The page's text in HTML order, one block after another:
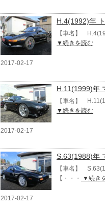
H.4(1992)年
【車名】
▼続きを読む
2017-02-17
H.11(1999)年
【車名】
▼続きを読む
2017-02-17
S.63(1988)年
【車名】
【・・・
▼続き
2017-02-17